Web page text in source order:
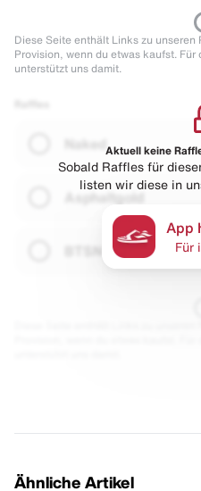
Diese Seite enthält Links zu unseren
Provision, wenn du etwas kaufst.
unterstützt uns damit.
Naked
Asphaltgold
Aktuell keine
Sobald Raffles für
listen wir diese in
App
Für
Ähnliche Artikel